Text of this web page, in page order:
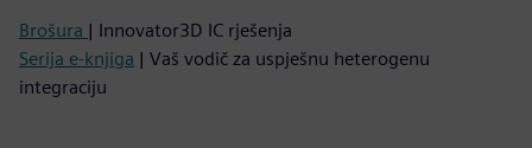
Brošura | Innovator3D IC rješenja
Serija e-knjiga | Vaš vodič za uspješnu heterogenu
integraciju